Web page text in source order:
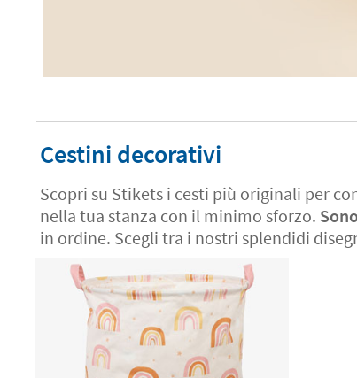
Cestini decorativi
Scopri su Stikets i cesti più originali per
nella tua stanza con il minimo sforzo.
in ordine. Scegli tra i nostri splendidi